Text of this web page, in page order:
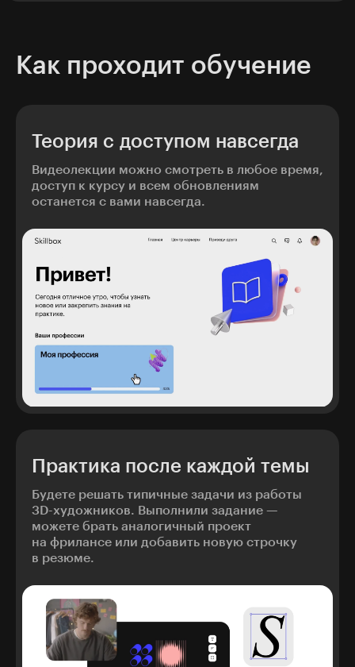
Как проходит обучение
Теория с доступом навсегда
Видеолекции можно смотреть в любое время,
доступ к курсу и всем обновлениям
останется с вами навсегда.
Практика после каждой темы
Будете решать типичные задачи из работы
3D-художников. Выполнили задание —
можете брать аналогичный проект
на фрилансе или добавить новую строчку
в резюме.